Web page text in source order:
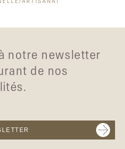
ARTISANAT
notre newsletter
de nos